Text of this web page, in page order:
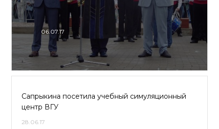
06.07.17
Сапрыкина посетила учебный симуляционный
центр ВГУ
28.06.17